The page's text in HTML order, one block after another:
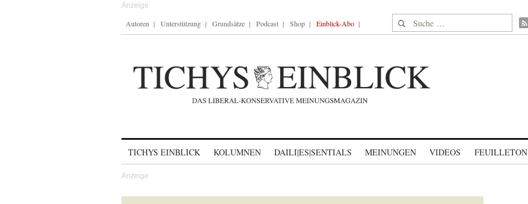
Autoren Unterstützung Grundsätze Podcast Shop Einblick-Abo Suche nach:
TICHYS EINBLICK KOLUMNEN DAILI|ES|SENTIALS MEINUNGEN VIDEOS FEUILLETON